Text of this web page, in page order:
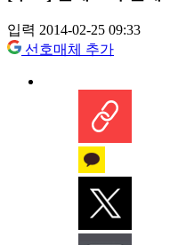
입력 2014-02-25 09:33
선호매체 추가